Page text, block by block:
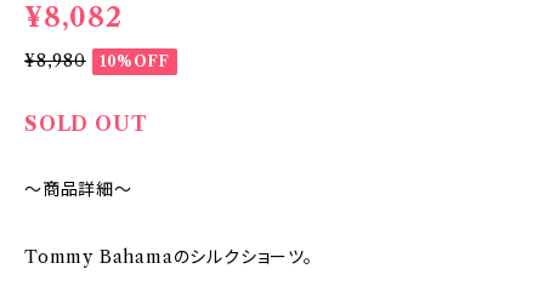
¥8,082
¥8,980 10%OFF
SOLD OUT
～商品詳細～
Tommy Bahamaのシルクショーツ。